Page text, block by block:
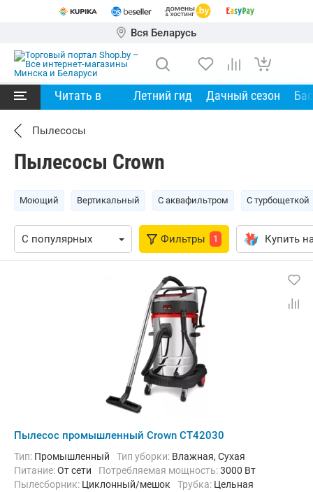
Вся Беларусь
Читать в Летний гид Дачный сезон
Пылесосы
Пылесосы Crown
Моющий Вертикальный С аквафильтром С турбощеткой
Фильтры 1 Купить
Пылесос промышленный Crown CT42030
Тип: Промышленный Тип уборки: Влажная, Сухая
питание:От сети Потребляемая мощность:3000 Вт
пылесборник: Циклонный/мешок трубка: Цельная